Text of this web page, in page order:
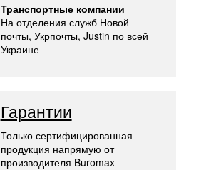
Транспортные компании
На отделения служб Новой
почты, Укрпочты, Justin по всей
Украине
Гарантии
Только сертифицированная
продукция напрямую от
производителя Buromax